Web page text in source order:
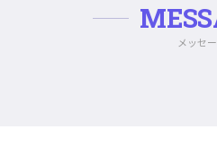
メッセ